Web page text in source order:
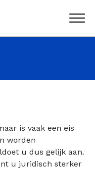
is vaak een eis
worden
u dus gelijk aan.
u juridisch sterker